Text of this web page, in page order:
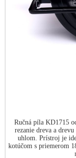
Ručná píla KD1715
rezanie dreva a
uhlom. Prístroj je
kotúčom s priemerom